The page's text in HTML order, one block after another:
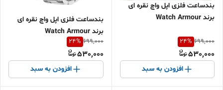
بندساعت فلزی اپل واچ نقره ای
برند Watch Armour
699,000
24%
530,000
افزودن به سبد
بندساعت فلزی اپل واچ نقره ای
برند Watch Armour
699,000
24%
530,000
افزودن به سبد